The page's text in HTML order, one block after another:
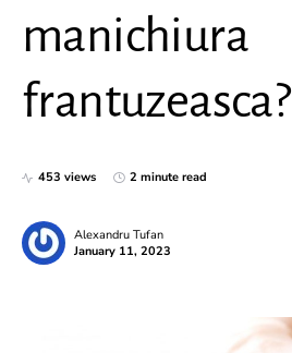
manichiura
frantuzeasca?
453 views 2 minute read
Alexandru Tufan
January 11, 2023